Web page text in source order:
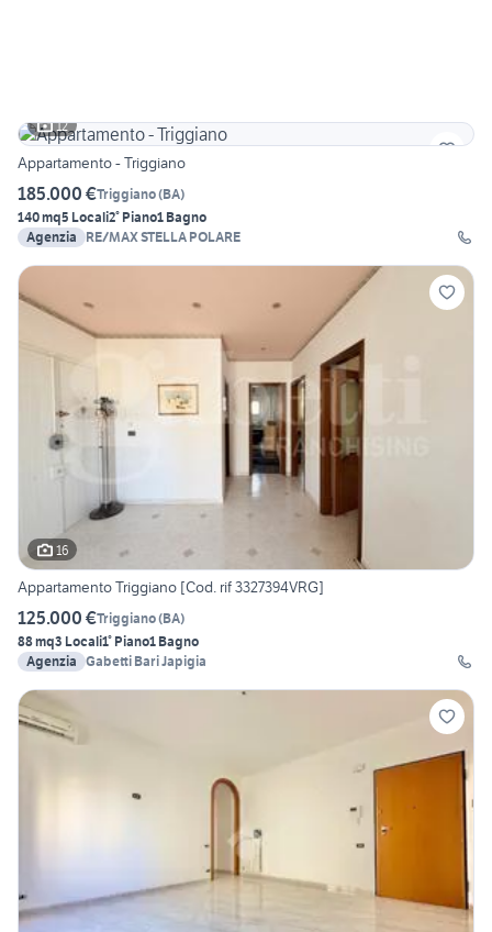
12
Appartamento - Triggiano
185.000 €Triggiano(BA)
140 mq5 Locali2° Piano1 Bagno
Agenzia
RE/MAX STELLA POLARE
16
Appartamento Triggiano [Cod. rif 3327394VRG]
125.000 €Triggiano(BA)
88 mq3 Locali1° Piano1 Bagno
Agenzia Gabetti Bari Japigia